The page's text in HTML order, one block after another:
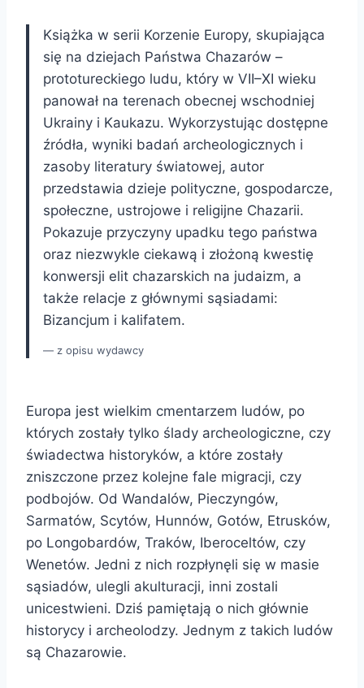
Książka w serii Korzenie Europy, skupiająca
się na dziejach Państwa Chazarów –
prototureckiego ludu, który w VII–XI wieku
panował na terenach obecnej wschodniej
Ukrainy i Kaukazu. Wykorzystując dostępne
źródła, wyniki badań archeologicznych i
zasoby literatury światowej, autor
przedstawia dzieje polityczne, gospodarcze,
społeczne, ustrojowe i religijne Chazarii.
Pokazuje przyczyny upadku tego państwa
oraz niezwykle ciekawą i złożoną kwestię
konwersji elit chazarskich na judaizm, a
także relacje z głównymi sąsiadami:
Bizancjum i kalifatem.
z opisu wydawcy
Europa jest wielkim cmentarzem ludów, po
których zostały tylko ślady archeologiczne, czy
świadectwa historyków, a które zostały
zniszczone przez kolejne fale migracji, czy
podbojów. Od Wandalów, Pieczyngów,
Sarmatów, Scytów, Hunnów, Gotów, Etrusków,
po Longobardów, Traków, Iberoceltów, czy
Wenetów. Jedni z nich rozpłynęli się w masie
sąsiadów, ulegli akulturacji, inni zostali
unicestwieni. Dziś pamiętają o nich głównie
historycy i archeolodzy. Jednym z takich ludów
są Chazarowie.